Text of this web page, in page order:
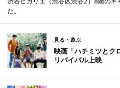
た。
見る・遊ぶ
映画「ハチミツとク
リバイバル上映